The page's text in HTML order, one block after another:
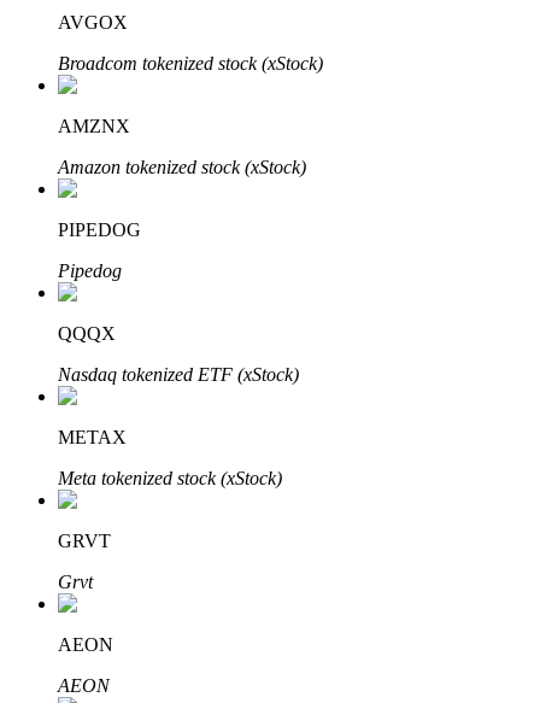
定投理财
享受活期理財及長期收益
Bitrue
AVGOX
Broadcom tokenized stock (xStock)
AMZNX
Amazon tokenized stock (xStock)
PIPEDOG
Pipedog
QQQX
Nasdaq tokenized ETF (xStock)
METAX
Meta tokenized stock (xStock)
GRVT
Grvt
AEON
AEON